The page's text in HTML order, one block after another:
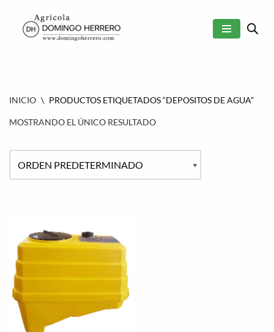
SALTAR
INICIO \ PRODUCTOS ETIQUETADOS “DEPOSITOS DE AGUA”
MOSTRANDO EL ÚNICO RESULTADO